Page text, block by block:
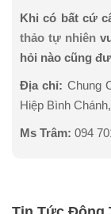
Khi có bất cứ
thảo tự nhiên
hỏi nào cũng
Địa chỉ: Chung
Hiệp Bình
Ms Trâm: 094